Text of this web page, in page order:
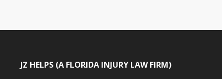
JZ HELPS (A FLORIDA INJURY LAW FIRM)